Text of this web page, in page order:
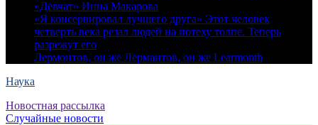
«Девчат» Инна Макарова
«Я консервировал лучшего друга» Этот человек
четверть века резал людей на потеху толпе. Теперь
разрежут его
Лермонтов, он же Лермантов, он же Learmonth
Наука
Новостная рассылка
Случайные новости